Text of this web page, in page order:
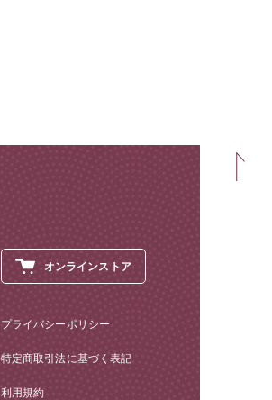
オンラインストア
プライバシーポリシー
特定商取引法に基づく表記
利用規約